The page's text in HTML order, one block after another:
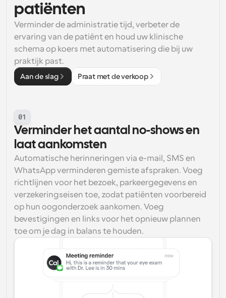
patiënten
Verminder de administratie tijd, verbeter de
ervaring van de patiënt en houd uw klinische
schema op koers met automatisering die bij uw
praktijk past.
Aan de slag Praat met de verkoop
01
Verminder het aantal no-shows en
laat aankomsten
Automatische herinneringen via e-mail, SMS en
WhatsApp verminderen gemiste afspraken. Voeg
richtlijnen voor het bezoek, parkeergegevens en
verzekeringseisen toe, zodat patiënten voorbereid
op hun oogonderzoek aankomen. Voeg
bevestigingen en links voor het opnieuw plannen
toe om je dag in balans te houden.